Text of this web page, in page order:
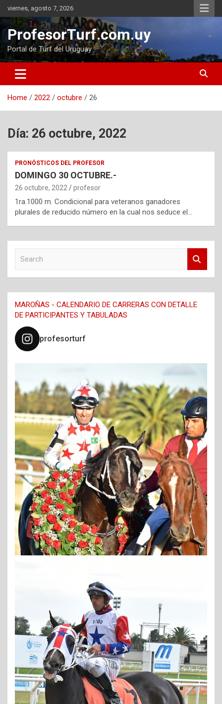
Skip
to
content
viernes, agosto 7, 2026
ProfesorTurf.com.uy
Portal de Turf del Uruguay
Home 2022 octubre 26
Día: 26 octubre, 2022
PRONÓSTICOS DEL PROFESOR
DOMINGO 30 OCTUBRE.-
26 octubre, 2022 profesor
1ra.1000 m. Condicional para veteranos ganadores
plurales de reducido número en la cual nos seduce el…
c
h
MAROÑAS - CALENDARIO DE CARRERAS CON DETALLE
DE PARTICIPANTES Y TABULADAS
profesorturf